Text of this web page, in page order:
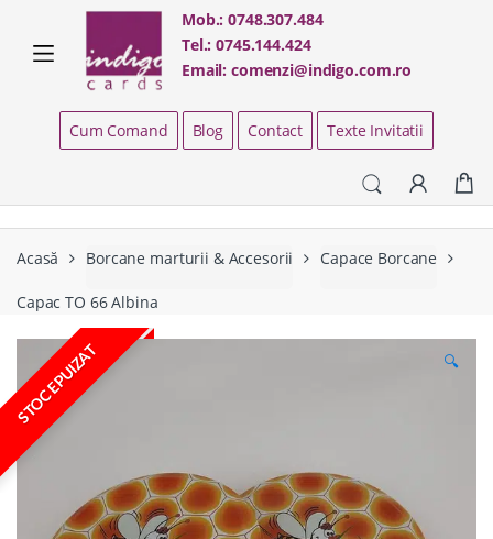
navigation
content
Mob.:0748.307.484
Tel.:0745.144.424
Email:comenzi@indigo.com.ro
Cum Comand Blog Contact Texte Invitatii
Acasă Borcane marturii & Accesorii Capace Borcane
Capac TO 66 Albina
STOC EPUIZAT 🔍